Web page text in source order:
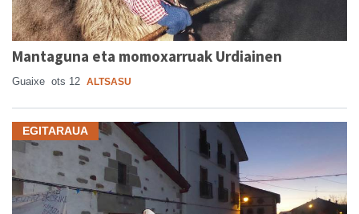
Mantaguna eta momoxarruak Urdiainen
Guaixe ots 12 ALTSASU
EGITARAUA